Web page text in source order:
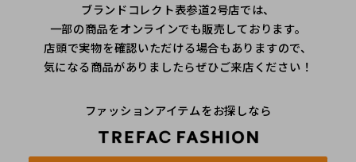
ブランドコレクト表参道2号店では、
一部の商品をオンラインでも販売しております。
店頭で実物を確認いただける場合もありますので、
気になる商品がありましたらぜひご来店ください！
ファッションアイテムをお探しなら